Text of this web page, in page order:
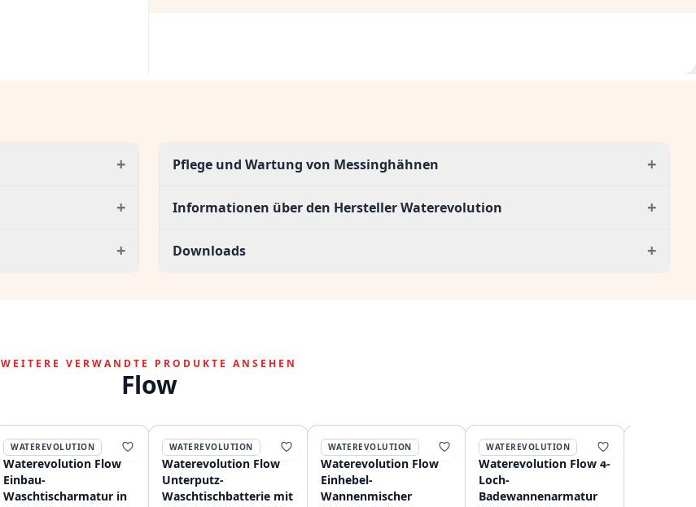
+
+
+
Pflege und Wartung von Messinghähnen +
Informationen über den Hersteller Waterevolution +
Downloads +
WEITERE VERWANDTE PRODUKTE ANSEHEN
Flow
WATEREVOLUTION
Waterevolution Flow
Einbau-
Waschtischarmatur in
WATEREVOLUTION
Waterevolution Flow
Unterputz-
Waschtischbatterie mit
WATEREVOLUTION
Waterevolution Flow
Einhebel-
Wannenmischer
WATEREVOLUTION
Waterevolution Flow 4-
Loch-
Badewannenarmatur